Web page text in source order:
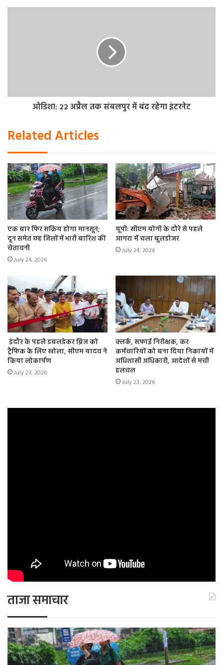
ओडिशा: 22 अप्रैल तक संबलपुर में बंद रहेगा इंटरनेट
Related Articles
एक बार फिर सक्रिय होगा मानसून;
दून समेत छह जिलों में भारी बारिश की
चेतावनी
July 24, 2026
यूपी: सीएम योगी के दौरे से पहले
आगरा में चला बुलडोजर
July 24, 2026
इंदौर के पहले डबलडेकर ब्रिज को
ट्रैफिक के लिए खोला, सीएम यादव ने
किया लोकार्पण
July 23, 2026
क्लर्क, सफाई निरीक्षक, कर
कर्मचारियों को बना दिया निकायों में
अधिशासी अधिकारी, आदेशों से मची
हलचल
July 23, 2026
ताजा समाचार